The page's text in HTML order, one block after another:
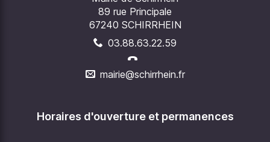
89 rue Principale
67240 SCHIRRHEIN
03.88.63.22.59
mairie@schirrhein.fr
Horaires d'ouverture et permanences